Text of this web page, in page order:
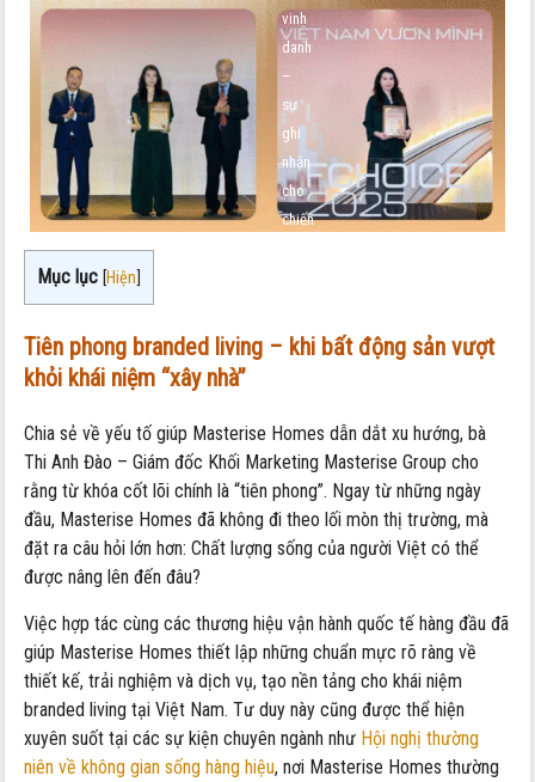
vinh
danh
–
sự
ghi
nhận
cho
chiến
Mục lục [Hiện]
Tiên phong branded living – khi bất động sản vượt
khỏi khái niệm “xây nhà”
Chia sẻ về yếu tố giúp Masterise Homes dẫn dắt xu hướng, bà
Thi Anh Đào – Giám đốc Khối Marketing Masterise Group cho
rằng từ khóa cốt lõi chính là “tiên phong”. Ngay từ những ngày
đầu, Masterise Homes đã không đi theo lối mòn thị trường, mà
đặt ra câu hỏi lớn hơn: Chất lượng sống của người Việt có thể
được nâng lên đến đâu?
Việc hợp tác cùng các thương hiệu vận hành quốc tế hàng đầu đã
giúp Masterise Homes thiết lập những chuẩn mực rõ ràng về
thiết kế, trải nghiệm và dịch vụ, tạo nền tảng cho khái niệm
branded living tại Việt Nam. Tư duy này cũng được thể hiện
xuyên suốt tại các sự kiện chuyên ngành như Hội nghị thường
niên về không gian sống hàng hiệu, nơi Masterise Homes thường